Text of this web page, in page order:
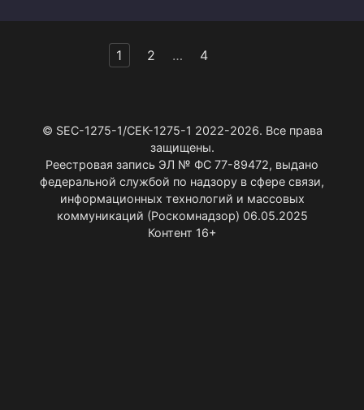
1 2 … 4
© SEC-1275-1/СЕК-1275-1 2022-2026. Все права
защищены.
Реестровая запись ЭЛ № ФС 77-89472, выдано
федеральной службой по надзору в сфере связи,
информационных технологий и массовых
коммуникаций (Роскомнадзор) 06.05.2025
Контент 16+